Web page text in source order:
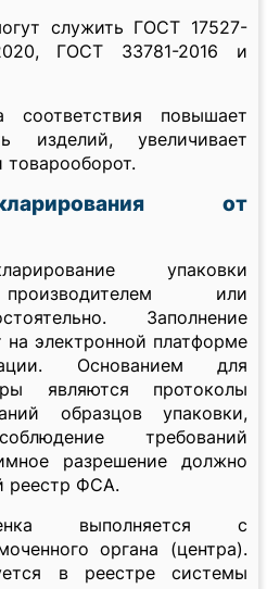
служить ГОСТ 17527-
ГОСТ 33781-2016 и
соответствия повышает
изделий, увеличивает
товарооборот.
от
упаковки
или
Заполнение
электронной платформе
Основанием для
являются протоколы
образцов упаковки,
требований
разрешение должно
реестр ФСА.
выполняется с
органа (центра).
в реестре системы